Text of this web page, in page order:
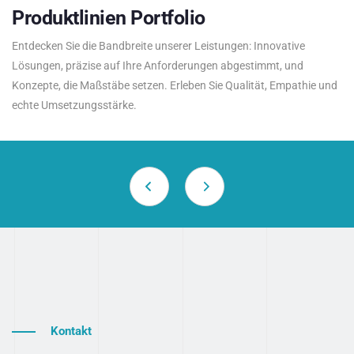
Produktlinien Portfolio
Entdecken Sie die Bandbreite unserer Leistungen: Innovative
Lösungen, präzise auf Ihre Anforderungen abgestimmt, und
Konzepte, die Maßstäbe setzen. Erleben Sie Qualität, Empathie und
echte Umsetzungsstärke.
Kontakt